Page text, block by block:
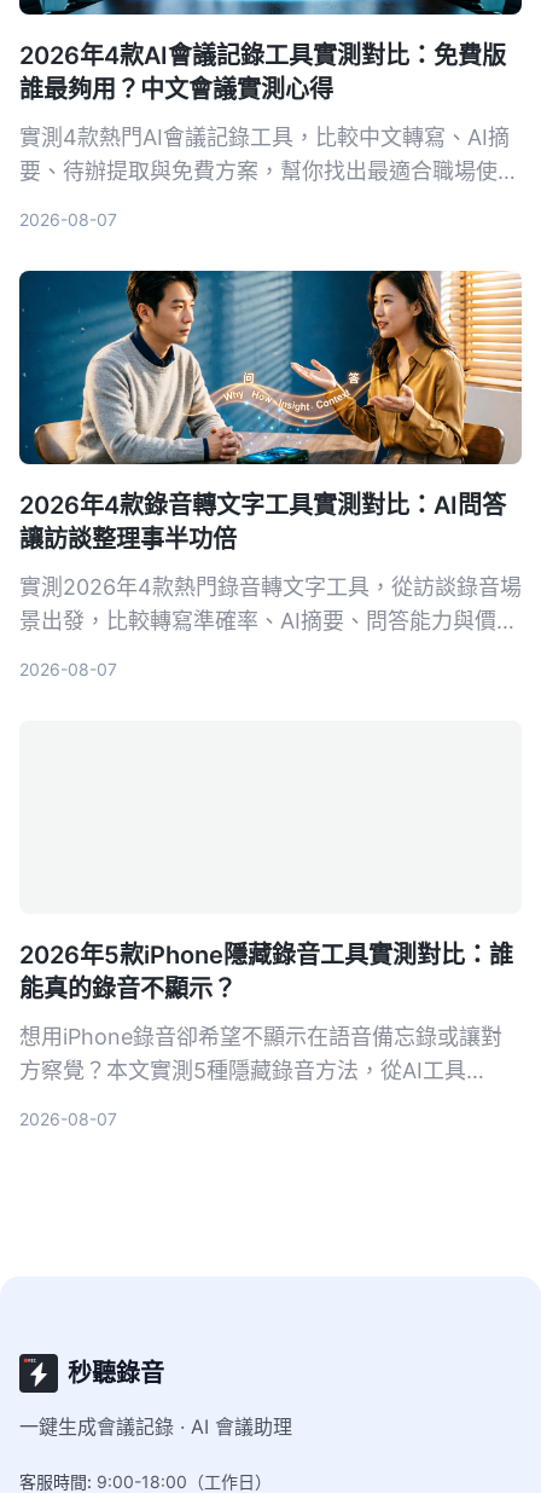
2026年4款AI會議記錄工具實測對比：免費版
誰最夠用？中文會議實測心得
實測4款熱門AI會議記錄工具，比較中文轉寫、AI摘
要、待辦提取與免費方案，幫你找出最適合職場使用
2026-08-07
2026年4款錄音轉文字工具實測對比：AI問答
讓訪談整理事半功倍
實測2026年4款熱門錄音轉文字工具，從訪談錄音場
景出發，比較轉寫準確率、AI摘要、問答能力與價
2026-08-07
2026年5款iPhone隱藏錄音工具實測對比：誰
能真的錄音不顯示？
想用iPhone錄音卻希望不顯示在語音備忘錄或讓對
方察覺？本文實測5種隱藏錄音方法，從AI工具
2026-08-07
秒聽錄音
一鍵生成會議記錄 · AI 會議助理
客服時間: 9:00-18:00（工作日）